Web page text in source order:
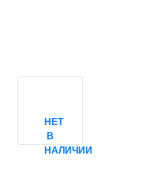
НЕТ
В
НАЛИЧИИ